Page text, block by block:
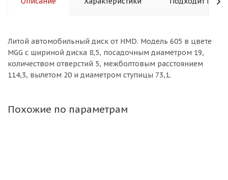
Литой aвтомобильный диск от HMD. Модель 605 в цвете
MGG с шириной диска 8,5, посадочным диаметром 19,
количеством отверстий 5, межболтовым расстоянием
114,3, вылетом 20 и диаметром ступицы 73,1.
Похожие по параметрам